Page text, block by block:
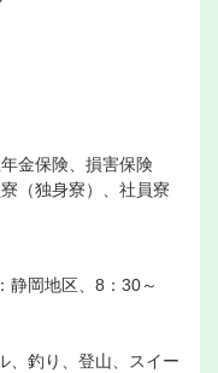
金保険、損害保険
（独身寮）、社員寮
静岡地区、8：30～
、釣り、登山、スイー